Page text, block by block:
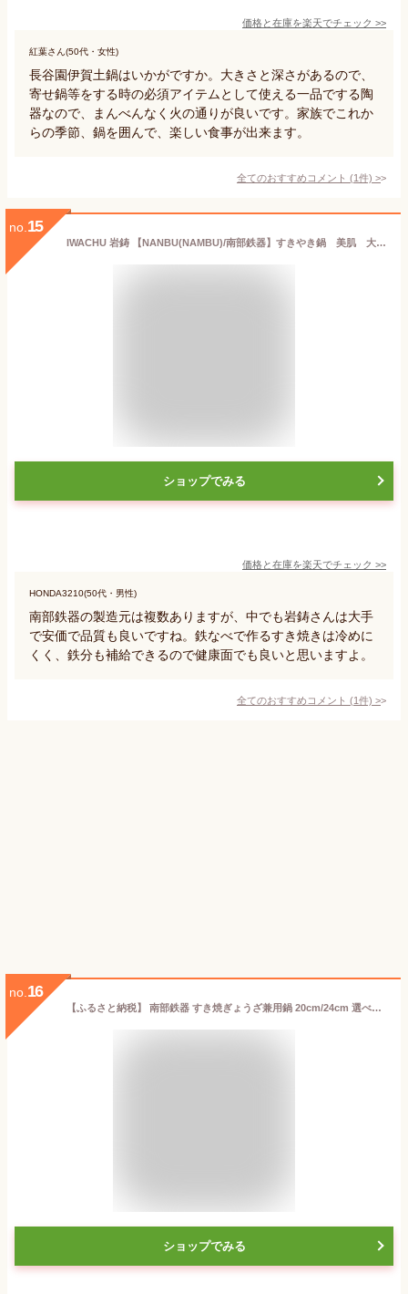
価格と在庫を楽天でチェック >>
紅葉さん(50代・女性)
長谷園伊賀土鍋はいかがですか。大きさと深さがあるので、
寄せ鍋等をする時の必須アイテムとして使える一品でする陶
器なので、まんべんなく火の通りが良いです。家族でこれか
らの季節、鍋を囲んで、楽しい食事が出来ます。
全てのおすすめコメント (1件) >
no. 15
IWACHU 岩鋳 【NANBU(NAMBU)/南部鉄器】すきやき鍋 美肌 大 26cm 20015
ショップでみる
価格と在庫を楽天でチェック >>
HONDA3210(50代・男性)
南部鉄器の製造元は複数ありますが、中でも岩鋳さんは大手
で安価で品質も良いですね。鉄なべで作るすき焼きは冷めに
くく、鉄分も補給できるので健康面でも良いと思いますよ。
全てのおすすめコメント (1件) >
no. 16
【ふるさと納税】 南部鉄器 すき焼ぎょうざ兼用鍋 20cm/24cm 選べるサイズ【OIGEN 作】 鍋 木蓋付き すき焼き 餃子 IH調理器 ガス 直火 日本製 伝統工芸品 伝統 職人 キッチン用品 キッチングッズ キッチンツール 調理器具 調理器 日用品 キャンプ アウトドア [Z0030]
ショップでみる